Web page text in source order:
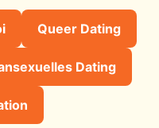
Queer Dating
Dating